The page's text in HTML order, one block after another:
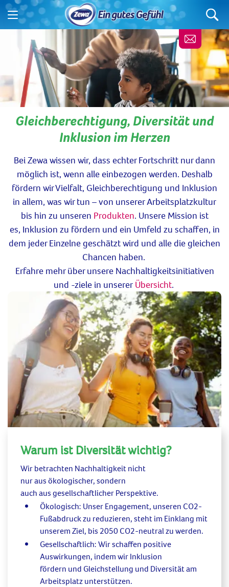
Gleichberechtigung, Diversität und
Inklusion im Herzen
Bei Zewa wissen wir, dass echter Fortschritt nur dann
möglich ist, wenn alle einbezogen werden. Deshalb
fördern wir Vielfalt, Gleichberechtigung und Inklusion
in allem, was wir tun – von unserer Arbeitsplatzkultur
bis hin zu unseren Produkten. Unsere Mission ist
es, Inklusion zu fördern und ein Umfeld zu schaffen, in
dem jeder Einzelne geschätzt wird und alle die gleichen
Chancen haben.
Erfahre mehr über unsere Nachhaltigkeitsinitiativen
und -ziele in unserer Übersicht.
Warum ist Diversität wichtig?
Wir betrachten Nachhaltigkeit nicht
nuraus ökologischer, sondern
auch aus gesellschaftlicher Perspektive.
Ökologisch: Unser Engagement, unseren CO2-
Fußabdruck zu reduzieren, steht im Einklang mit
unserem Ziel, bis 2050 CO2-neutral zu werden.
Gesellschaftlich: Wir schaffen positive
Auswirkungen, indem wir Inklusion
fördern und Gleichstellung und Diversitätam
Arbeitsplatz unterstützen.